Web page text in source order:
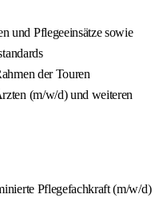
und Pflegeeinsätze sowie
der Touren
(m/w/d) und weiteren
Pflegefachkraft (m/w/d)